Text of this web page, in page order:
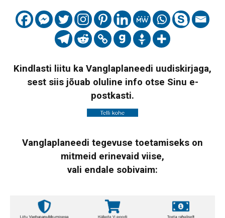
Kindlasti liitu ka Vanglaplaneedi uudiskirjaga,
sest siis jõuab oluline info otse Sinu e-
postkasti.
Vanglaplaneedi tegevuse toetamiseks on
mitmeid erinevaid viise,
vali endale sobivaim: